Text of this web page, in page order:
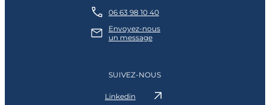
06 63 98 10 40
Envoyez-nous
un message
SUIVEZ-NOUS
Linkedin